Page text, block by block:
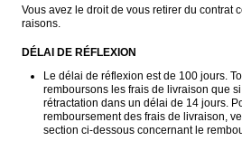
Vous avez le droit de vous retirer du contrat
raisons.
DÉLAI DE RÉFLEXION
Le délai de réflexion est de 100 jours.
remboursons les frais de livraison que
rétractation dans un délai de 14 jours.
remboursement des frais de livraison,
section ci-dessous concernant le